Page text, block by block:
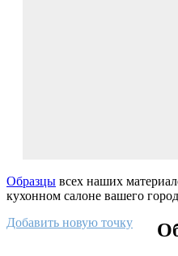
Образцы всех наших
кухонном салоне вашего
Добавить новую точку